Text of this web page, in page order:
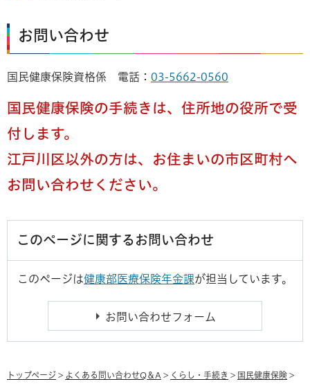
お問い合わせ
国民健康保険資格係 電話： 03-5662-0560
国民健康保険の手続きは、住所地の役所で受
付します。
江戸川区以外の方は、お住まいの市区町村へ
お問い合わせください。
このページに関するお問い合わせ
このページは健康部医療保険年金課が担当しています。
トップページ > よくある問い合わせQ＆A > くらし・手続き > 国民健康保険 >